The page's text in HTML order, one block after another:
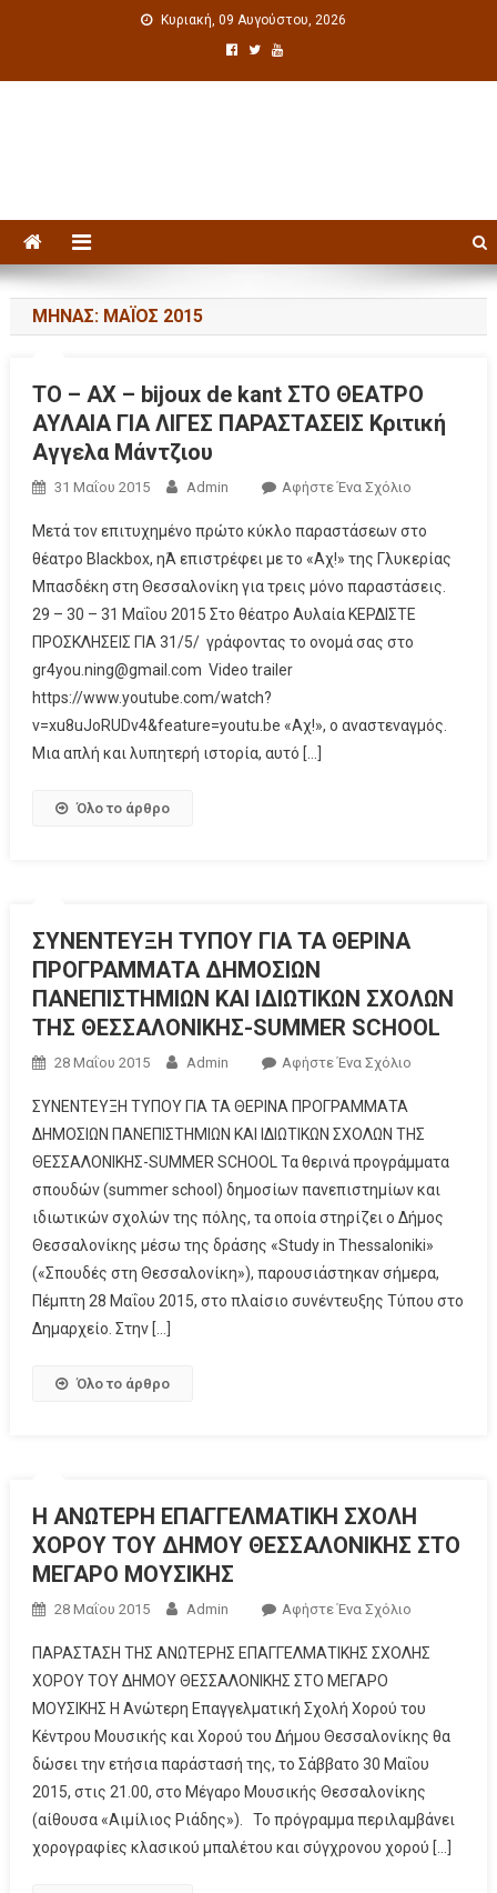
Κυριακή, 09 Αυγούστου, 2026
ΜΉΝΑΣ: ΜΆΙΟΣ 2015
ΤΟ – ΑΧ – bijoux de kant ΣΤΟ ΘΕΑΤΡΟ
ΑΥΛΑΙΑ ΓΙΑ ΛΙΓΕΣ ΠΑΡΑΣΤΑΣΕΙΣ Κριτική
Αγγελα Μάντζιου
31 Μαΐου 2015 Admin Αφήστε Ένα Σχόλιο
Μετά τον επιτυχημένο πρώτο κύκλο παραστάσεων στο
θέατρο Blackbox, ηΆ επιστρέφει με το «Αχ!» της Γλυκερίας
Μπασδέκη στη Θεσσαλονίκη για τρεις μόνο παραστάσεις.
29 – 30 – 31 Μαΐου 2015 Στο θέατρο Αυλαία ΚΕΡΔΙΣΤΕ
ΠΡΟΣΚΛΗΣΕΙΣ ΓΙΑ 31/5/ γράφοντας το ονομά σας στο
gr4you.ning@gmail.com Video trailer
https://www.youtube.com/watch?
v=xu8uJoRUDv4&feature=youtu.be «Αχ!», ο αναστεναγμός.
Μια απλή και λυπητερή ιστορία, αυτό […]
Όλο το άρθρο
ΣΥΝΕΝΤΕΥΞΗ ΤΥΠΟΥ ΓΙΑ ΤΑ ΘΕΡΙΝΑ
ΠΡΟΓΡΑΜΜΑΤΑ ΔΗΜΟΣΙΩΝ
ΠΑΝΕΠΙΣΤΗΜΙΩΝ ΚΑΙ ΙΔΙΩΤΙΚΩΝ ΣΧΟΛΩΝ
ΤΗΣ ΘΕΣΣΑΛΟΝΙΚΗΣ-SUMMER SCHOOL
28 Μαΐου 2015 Admin Αφήστε Ένα Σχόλιο
ΣΥΝΕΝΤΕΥΞΗ ΤΥΠΟΥ ΓΙΑ ΤΑ ΘΕΡΙΝΑ ΠΡΟΓΡΑΜΜΑΤΑ
ΔΗΜΟΣΙΩΝ ΠΑΝΕΠΙΣΤΗΜΙΩΝ ΚΑΙ ΙΔΙΩΤΙΚΩΝ ΣΧΟΛΩΝ ΤΗΣ
ΘΕΣΣΑΛΟΝΙΚΗΣ-SUMMER SCHOOL Τα θερινά προγράμματα
σπουδών (summer school) δημοσίων πανεπιστημίων και
ιδιωτικών σχολών της πόλης, τα οποία στηρίζει ο Δήμος
Θεσσαλονίκης μέσω της δράσης «Study in Thessaloniki»
(«Σπουδές στη Θεσσαλονίκη»), παρουσιάστηκαν σήμερα,
Πέμπτη 28 Μαΐου 2015, στο πλαίσιο συνέντευξης Τύπου στο
Δημαρχείο. Στην […]
Όλο το άρθρο
Η ΑΝΩΤΕΡΗ ΕΠΑΓΓΕΛΜΑΤΙΚΗ ΣΧΟΛΗ
ΧΟΡΟΥ ΤΟΥ ΔΗΜΟΥ ΘΕΣΣΑΛΟΝΙΚΗΣ ΣΤΟ
ΜΕΓΑΡΟ ΜΟΥΣΙΚΗΣ
28 Μαΐου 2015 Admin Αφήστε Ένα Σχόλιο
ΠΑΡΑΣΤΑΣΗ ΤΗΣ ΑΝΩΤΕΡΗΣ ΕΠΑΓΓΕΛΜΑΤΙΚΗΣ ΣΧΟΛΗΣ
ΧΟΡΟΥ ΤΟΥ ΔΗΜΟΥ ΘΕΣΣΑΛΟΝΙΚΗΣ ΣΤΟ ΜΕΓΑΡΟ
ΜΟΥΣΙΚΗΣ Η Ανώτερη Επαγγελματική Σχολή Χορού του
Κέντρου Μουσικής και Χορού του Δήμου Θεσσαλονίκης θα
δώσει την ετήσια παράστασή της, το Σάββατο 30 Μαΐου
2015, στις 21.00, στο Μέγαρο Μουσικής Θεσσαλονίκης
(αίθουσα «Αιμίλιος Ριάδης»). Το πρόγραμμα περιλαμβάνει
χορογραφίες κλασικού μπαλέτου και σύγχρονου χορού […]